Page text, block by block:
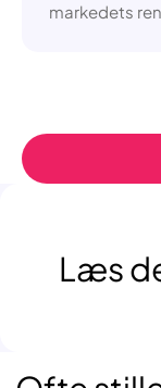
markedets
Læs